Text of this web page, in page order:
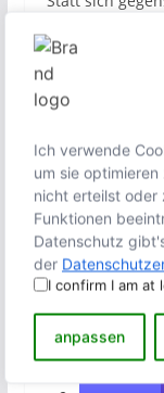
Ich verwende
um sie
nicht erteilst oder
Funktionen
Datenschutz
der
I confirm I am at
anpassen
sollten sich
Atheisten auf
das friedliche
Hintergrund
Antwort auf die
im Sinne